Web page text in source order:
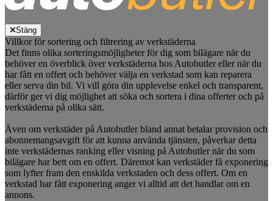
Stäng
Villkor för sortering och filtrering av verkstäderna
Det finns olika sorteringsmöjligheter för dig som bilägare när du
behöver en överblick över verkstäderna hos Autobutler eller när du
har fått en offert och behöver välja en verkstad som kan reparera
eller serva din bil. Vi vill göra din upplevelse enkel och transparent,
därför ger vi dig möjlighet att söka och sortera i dina offerter och på
verkstäderna på olika sätt.
Även om verkstäder på Autobutler bland annat betalar provision och
abonnemangsavgift för att kunna använda tjänsten, påverkar detta
inte verkstädernas ranking eller visning på Autobutler när du som
bilägare har bett om en offert. Däremot kan verkstäder få exponering
som lyfter fram den enskilda verkstaden och dess offert. Om en
verkstad har fått exponering anger vi alltid att det handlar om en
annons.